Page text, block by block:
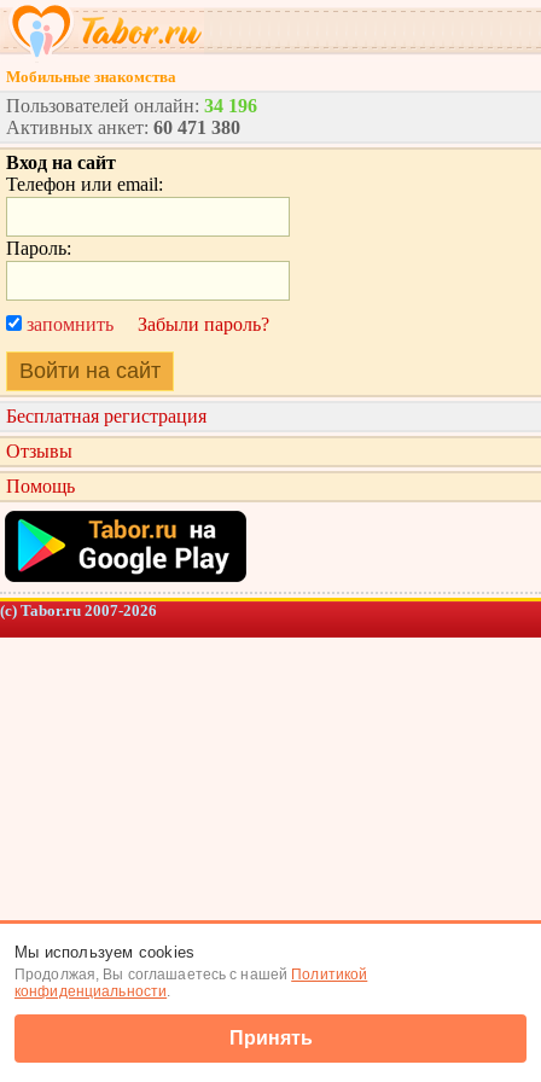
Мобильные знакомства
Пользователей онлайн: 34 196
Активных анкет: 60 471 380
Вход на сайт
Телефон или email:
Пароль:
запомнить Забыли пароль?
Войти на сайт
Бесплатная регистрация
Отзывы
Помощь
(c) Tabor.ru 2007-2026
Мы используем cookies
Продолжая, Вы соглашаетесь с нашей Политикой
конфиденциальности.
Принять